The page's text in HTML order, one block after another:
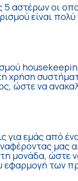
5 αστέρων οι
είναι
χρήση
ώστε να
για εμάς από
μονάδα, ώστε
των